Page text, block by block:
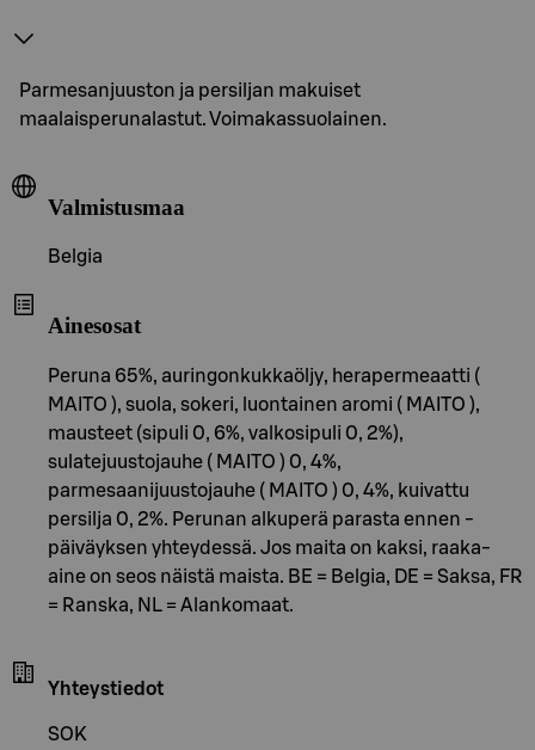
Parmesanjuuston ja persiljan makuiset
maalaisperunalastut. Voimakassuolainen.
Valmistusmaa
Belgia
Ainesosat
Peruna 65%, auringonkukkaöljy, herapermeaatti (
MAITO ), suola, sokeri, luontainen aromi ( MAITO ),
mausteet (sipuli 0, 6%, valkosipuli 0, 2%),
sulatejuustojauhe ( MAITO ) 0, 4%,
parmesaanijuustojauhe ( MAITO ) 0, 4%, kuivattu
persilja 0, 2%. Perunan alkuperä parasta ennen -
päiväyksen yhteydessä. Jos maita on kaksi, raaka-
aine on seos näistä maista. BE = Belgia, DE = Saksa, FR
= Ranska, NL = Alankomaat.
Yhteystiedot
SOK